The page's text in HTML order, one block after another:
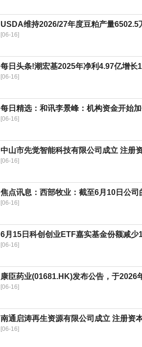
USDA维持2026/27年度豆粕产量6502.5
[06-16]
每日头条!潮宏基2025年净利4.97亿增长
[06-16]
每日精选：和讯李景峰：机构资金开始加
[06-16]
中山市先觉智能科技有限公司成立 注册
[06-16]
焦点讯息：西部牧业：截至6月10日公
[06-16]
6月15日科创创业ETF嘉实基金份额减
[06-16]
康臣药业(01681.HK)发布公告，于2026
[06-16]
南通启涛再生资源有限公司成立 注册资
[06-16]